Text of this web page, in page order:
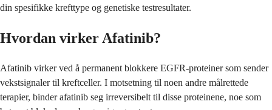
din spesifikke krefttype og genetiske testresultater.
Hvordan virker Afatinib?
Afatinib virker ved å permanent blokkere EGFR-proteiner som sender
vekstsignaler til kreftceller. I motsetning til noen andre målrettede
terapier, binder afatinib seg irreversibelt til disse proteinene, noe som